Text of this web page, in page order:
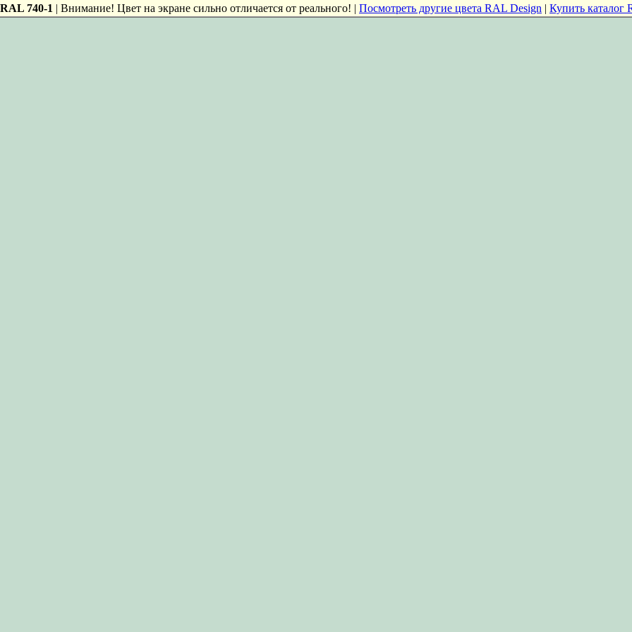
RAL 740-1 | Внимание! Цвет на экране сильно отличается от реального! | Посмотреть другие цвета RAL Design | Купить каталог